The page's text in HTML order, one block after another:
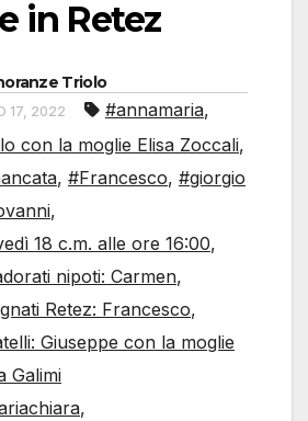
in Retez
Triolo
17, 2022 #annamaria,
con la moglie Elisa Zoccali,
, #Francesco, #giorgio
,
18 c.m. alle ore 16:00,
nipoti: Carmen,
Retez: Francesco,
Giuseppe con la moglie
Galimi
,